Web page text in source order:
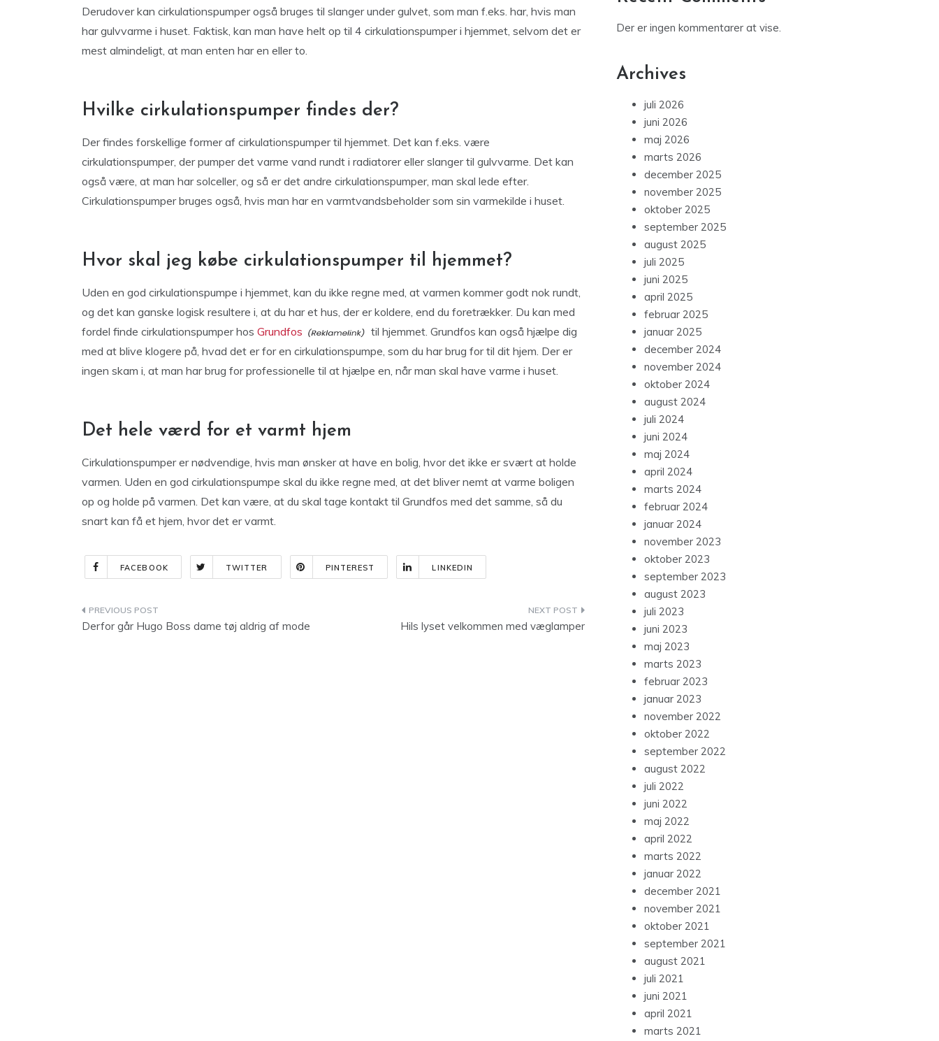
Derudover kan cirkulationspumper også bruges til slanger under gulvet, som man f.eks. har, hvis man
har gulvvarme i huset. Faktisk, kan man have helt op til 4 cirkulationspumper i hjemmet, selvom det er
mest almindeligt, at man enten har en eller to.
Hvilke cirkulationspumper findes der?
Der findes forskellige former af cirkulationspumper til hjemmet. Det kan f.eks. være
cirkulationspumper, der pumper det varme vand rundt i radiatorer eller slanger til gulvvarme. Det kan
også være, at man har solceller, og så er det andre cirkulationspumper, man skal lede efter.
Cirkulationspumper bruges også, hvis man har en varmtvandsbeholder som sin varmekilde i huset.
Hvor skal jeg købe cirkulationspumper til hjemmet?
Uden en god cirkulationspumpe i hjemmet, kan du ikke regne med, at varmen kommer godt nok rundt,
og det kan ganske logisk resultere i, at du har et hus, der er koldere, end du foretrækker. Du kan med
fordel finde cirkulationspumper hos Grundfos
til hjemmet. Grundfos kan også hjælpe dig
med at blive klogere på, hvad det er for en cirkulationspumpe, som du har brug for til dit hjem. Der er
ingen skam i, at man har brug for professionelle til at hjælpe en, når man skal have varme i huset.
Det hele værd for et varmt hjem
Cirkulationspumper er nødvendige, hvis man ønsker at have en bolig, hvor det ikke er svært at holde
varmen. Uden en god cirkulationspumpe skal du ikke regne med, at det bliver nemt at varme boligen
op og holde på varmen. Det kan være, at du skal tage kontakt til Grundfos med det samme, så du
snart kan få et hjem, hvor det er varmt.
FACEBOOK TWITTER PINTEREST LINKEDIN
Indlægsnavigation
Derfor går Hugo Boss dame tøj aldrig af mode Hils lyset velkommen med væglamper
Der er ingen kommentarer at vise.
Archives
juli 2026
juni 2026
maj 2026
marts 2026
december 2025
november 2025
oktober 2025
september 2025
august 2025
juli 2025
juni 2025
april 2025
februar 2025
januar 2025
december 2024
november 2024
oktober 2024
august 2024
juli 2024
juni 2024
maj 2024
april 2024
marts 2024
februar 2024
januar 2024
november 2023
oktober 2023
september 2023
august 2023
juli 2023
juni 2023
maj 2023
marts 2023
februar 2023
januar 2023
november 2022
oktober 2022
september 2022
august 2022
juli 2022
juni 2022
maj 2022
april 2022
marts 2022
januar 2022
december 2021
november 2021
oktober 2021
september 2021
august 2021
juli 2021
juni 2021
april 2021
marts 2021